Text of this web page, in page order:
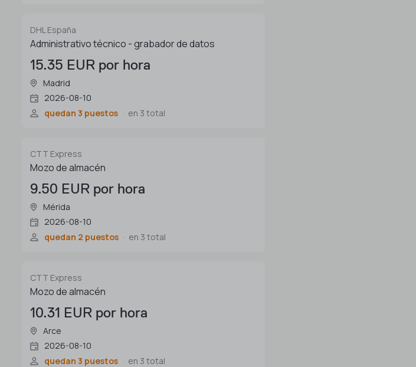
DHL España
Administrativo técnico - grabador de datos
15.35 EUR por hora
Madrid
2026-08-10
quedan 3 puestos
en 3 total
CTT Express
Mozo de almacén
9.50 EUR por hora
Mérida
2026-08-10
quedan 2 puestos
en 3 total
CTT Express
Mozo de almacén
10.31 EUR por hora
Arce
2026-08-10
quedan 3 puestos
en 3 total